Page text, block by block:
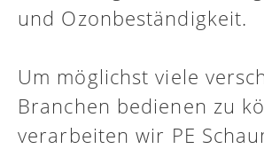
und Ozonbeständigkeit.
Um möglichst viele
Branchen bedienen zu
verarbeiten wir PE